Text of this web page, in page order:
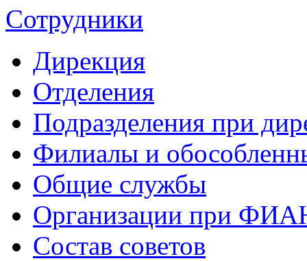
Сотрудники
Дирекция
Отделения
Подразделения при
Филиалы и
Общие службы
Организации при
Состав советов